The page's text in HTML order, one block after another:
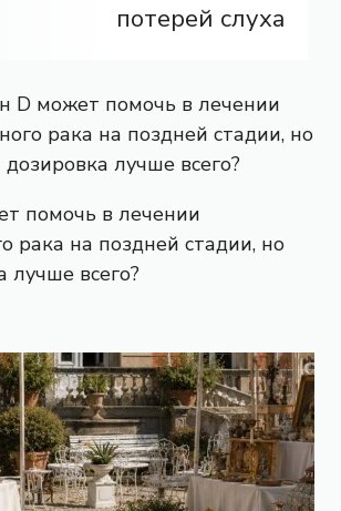
потерей слуха
помочь в лечении
рака на поздней стадии, но
лучше всего?